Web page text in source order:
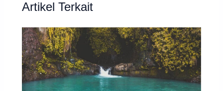
Artikel Terkait